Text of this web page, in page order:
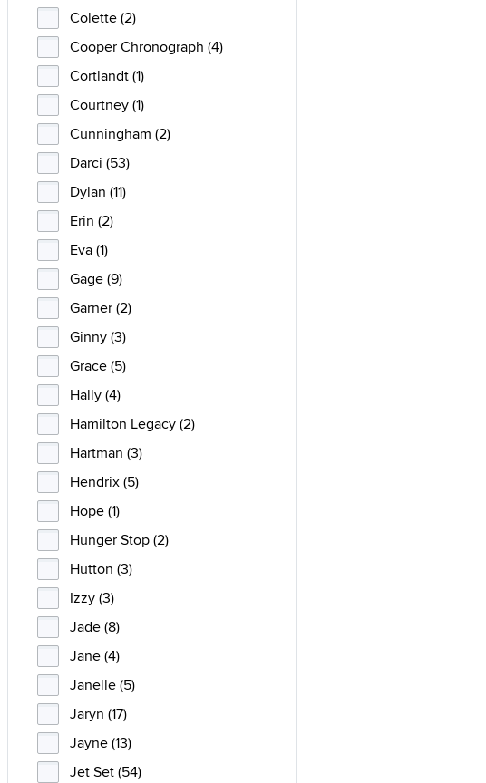
Colette (2)
Cooper Chronograph (4)
Cortlandt (1)
Courtney (1)
Cunningham (2)
Darci (53)
Dylan (11)
Erin (2)
Eva (1)
Gage (9)
Garner (2)
Ginny (3)
Grace (5)
Hally (4)
Hamilton Legacy (2)
Hartman (3)
Hendrix (5)
Hope (1)
Hunger Stop (2)
Hutton (3)
Izzy (3)
Jade (8)
Jane (4)
Janelle (5)
Jaryn (17)
Jayne (13)
Jet Set (54)